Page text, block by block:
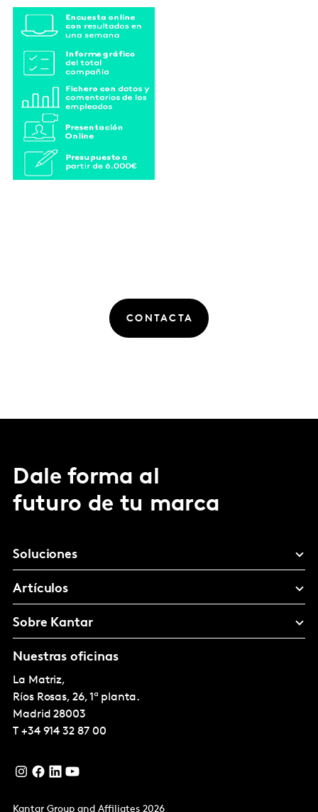
CONTACTA
Dale forma al
futuro de tu marca
Soluciones
Artículos
Sobre Kantar
Nuestras oficinas
La Matriz,
Ríos Rosas, 26, 1ª planta.
Madrid 28003
T +34 914 32 87 00
Kantar Group and Affiliates 2026